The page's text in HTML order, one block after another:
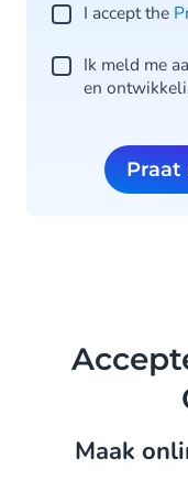
I accept the
Ik meld me
en
Maak